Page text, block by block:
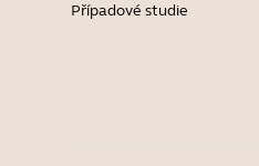
Případové studie